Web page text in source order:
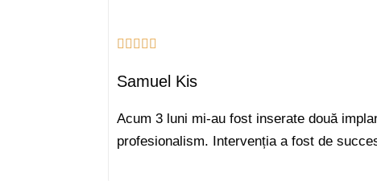
Samuel Kis
Acum 3 luni mi-au fost inserate două
profesionalism. Intervenția a fost de